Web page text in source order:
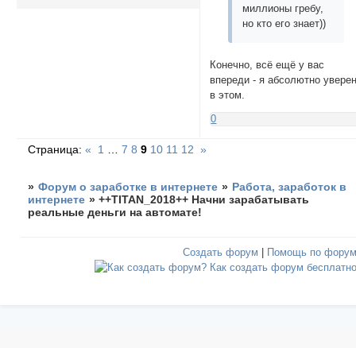
миллионы гребу,
но кто его знает))
Конечно, всё ещё у вас
впереди - я абсолютно
в этом.
0
Страница:« 1 … 7 8 9 10 11 12 »
» Форум о заработке в интернете » Работа, заработок в
интернете »++TITAN_2018++ Начни зарабатывать
реальные деньги на автомате!
Создать форум Помощь по